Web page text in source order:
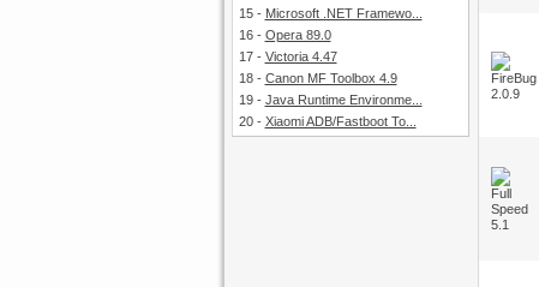
15- Microsoft .NET Framewo...
16- Opera 89.0
17- Victoria 4.47
18- Canon MF Toolbox 4.9
19- Java Runtime Environme...
20- Xiaomi ADB/Fastboot To...